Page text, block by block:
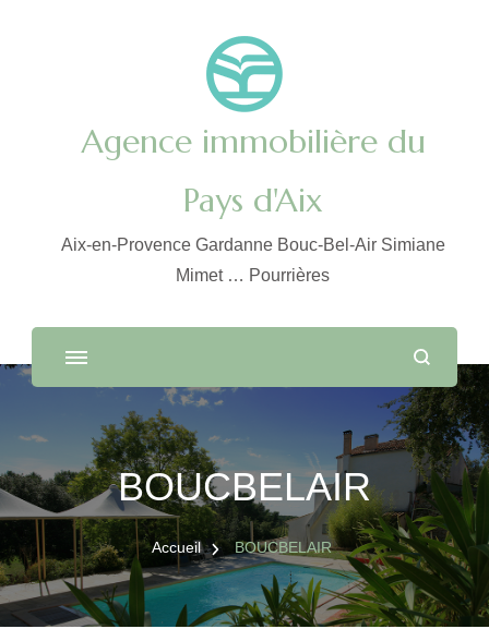
Agence immobilière du
Pays d'Aix
Aix-en-Provence Gardanne Bouc-Bel-Air Simiane
Mimet … Pourrières
BOUCBELAIR
Accueil BOUCBELAIR